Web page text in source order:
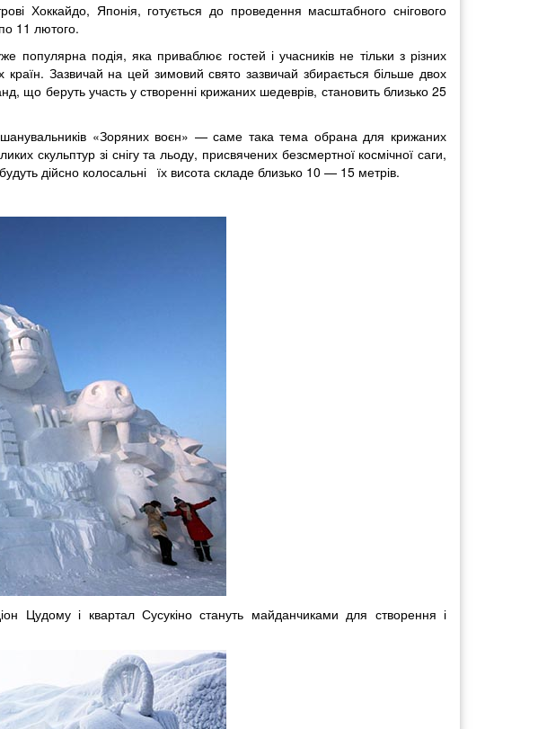
Хоккайдо, Японія, готується до проведення масштабного снігового
11 лютого.
подія, яка приваблює гостей і учасників не тільки з різних
країн. Зазвичай на цей зимовий свято зазвичай збирається більше двох
що беруть участь у створенні крижаних шедеврів, становить близько 25
«Зоряних воєн» — саме така тема обрана для крижаних
скульптур зі снігу та льоду, присвячених безсмертної космічної саги,
дійсно колосальні їх висота складе близько 10 — 15 метрів.
Цудому і квартал Сусукіно стануть майданчиками для створення і